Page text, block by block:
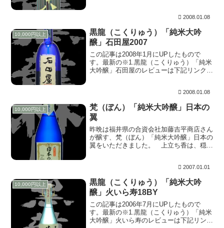
と、ほとばしる！パイン様の含み香。キリ
リと引き締...
2008.01.08
10,000円以上
黒龍（こくりゅう）「純米大吟
醸」石田屋2007
この記事は2008年1月にUPしたもので
す。最新の※1.黒龍（こくりゅう）「純米
大吟醸」石田屋のレビューは下記リンクを
くりゅう）「純米大吟醸」石田屋2017福
井県...
2008.01.08
10,000円以上
梵（ぼん）「純米大吟醸」日本の
翼
昨晩は福井県の合資会社加藤吉平商店さん
が醸す、梵（ぼん）「純米大吟醸」日本の
翼をいただきました。 上立ち香は、穏や
感を漂わせる。そして、これこれぇ～この
喉越し！長期...
2007.01.01
10,000円以上
黒龍（こくりゅう）「純米大吟
醸」火いら寿18BY
この記事は2006年7月にUPしたもので
す。最新の※1.黒龍（こくりゅう）「純米
大吟醸」火いら寿のレビューは下記リンク